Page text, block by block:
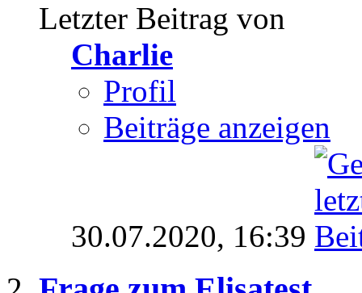
Letzter Beitrag von
Charlie
Profil
Beiträge anzeigen
30.07.2020, 16:39